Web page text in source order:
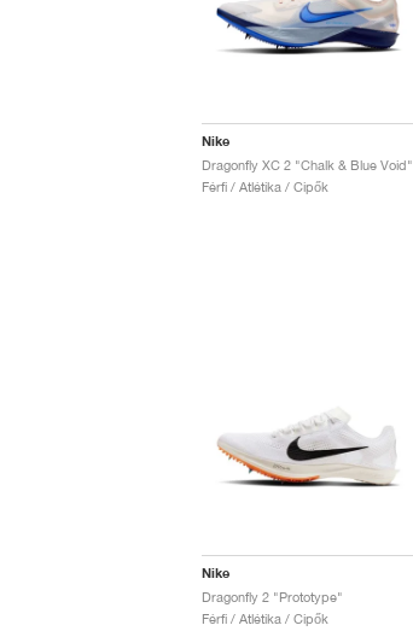
Nike
Dragonfly XC 2 "Chalk & Blue Void"
Férfi / Atlétika / Cipők
Nike
Dragonfly 2 "Prototype"
Férfi / Atlétika / Cipők